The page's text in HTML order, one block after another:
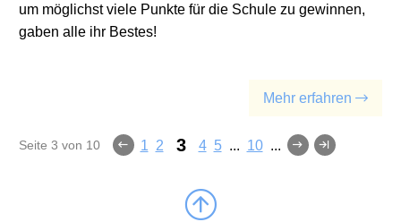
um möglichst viele Punkte für die Schule zu gewinnen,
gaben alle ihr Bestes!
Mehr erfahren
Seite 3 von 10 1 2 3 4 5 ... 10 ...